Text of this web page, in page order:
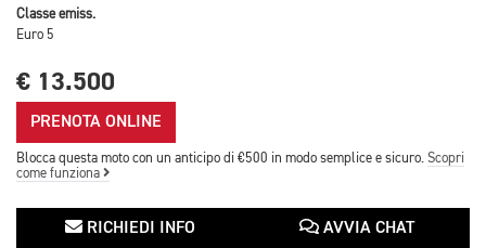
Classe emiss.
Euro 5
€ 13.500
PRENOTA ONLINE
Blocca questa moto con un anticipo di €500 in modo semplice e sicuro. Scopri
come funziona
RICHIEDI INFO AVVIA CHAT